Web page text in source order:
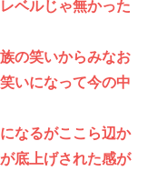
ベルじゃ無かった
の笑いからみなお
いになって今の中
なるがここら辺か
底上げされた感が